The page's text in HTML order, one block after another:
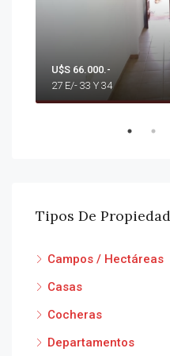
U$S 66.000.-
27 E/- 33 Y 34
Tipos De Propiedad
Campos / Hectáreas
Casas
Cocheras
Departamentos